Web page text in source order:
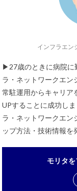
インフラエン
▶︎27歳のときに病院に
ラ・ネットワークエ
常駐運用からキャリア
UPすることに成功し
ラ・ネットワークエン
ップ方法・技術情報を
モリタ